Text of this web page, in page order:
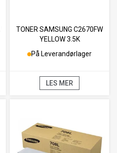
TONER SAMSUNG C2670FW
YELLOW 3.5K
På Leverandørlager
LES MER